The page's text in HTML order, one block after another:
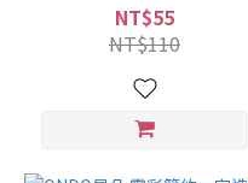
NT$55
NT$110